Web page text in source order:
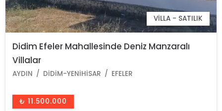
VILLA - SATILIK
Didim Efeler Mahallesinde Deniz Manzaralı
Villalar
AYDIN DIDIM-YENIHISAR EFELER
₺ 11.500.000